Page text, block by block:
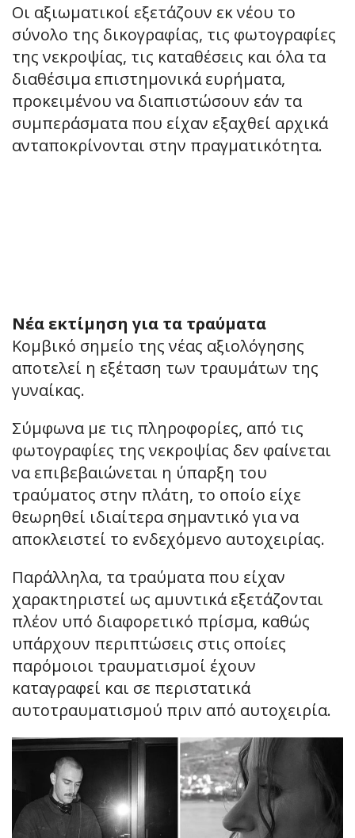
Οι αξιωματικοί εξετάζουν εκ νέου το
σύνολο της δικογραφίας, τις φωτογραφίες
της νεκροψίας, τις καταθέσεις και όλα τα
διαθέσιμα επιστημονικά ευρήματα,
προκειμένου να διαπιστώσουν εάν τα
συμπεράσματα που είχαν εξαχθεί αρχικά
ανταποκρίνονται στην πραγματικότητα.
Νέα εκτίμηση για τα τραύματα
Κομβικό σημείο της νέας αξιολόγησης
αποτελεί η εξέταση των τραυμάτων της
γυναίκας.
Σύμφωνα με τις πληροφορίες, από τις
φωτογραφίες της νεκροψίας δεν φαίνεται
να επιβεβαιώνεται η ύπαρξη του
τραύματος στην πλάτη, το οποίο είχε
θεωρηθεί ιδιαίτερα σημαντικό για να
αποκλειστεί το ενδεχόμενο αυτοχειρίας.
Παράλληλα, τα τραύματα που είχαν
χαρακτηριστεί ως αμυντικά εξετάζονται
πλέον υπό διαφορετικό πρίσμα, καθώς
υπάρχουν περιπτώσεις στις οποίες
παρόμοιοι τραυματισμοί έχουν
καταγραφεί και σε περιστατικά
αυτοτραυματισμού πριν από αυτοχειρία.